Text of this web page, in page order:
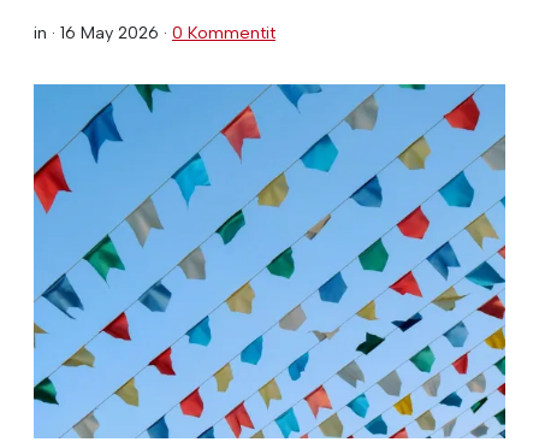
in · 16 May 2026 · 0 Kommentit